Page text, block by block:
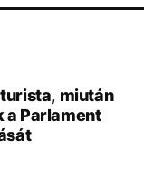
miután
a Parlament